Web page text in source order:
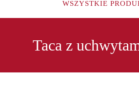
WSZYSTKIE
Taca z